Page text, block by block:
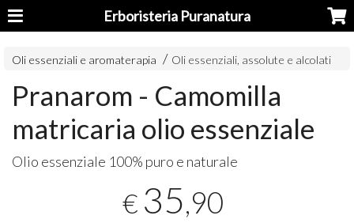
Erboristeria Puranatura
Oli essenziali e aromaterapia Oli essenziali, assolute e alcolati
Pranarom - Camomilla
matricaria olio essenziale
Olio essenziale 100% puro e naturale
€ 35,90